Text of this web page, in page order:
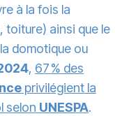
à la fois la
toiture) ainsi que le
domotique ou
, 67 % des
privilégient la
selon UNESPA.